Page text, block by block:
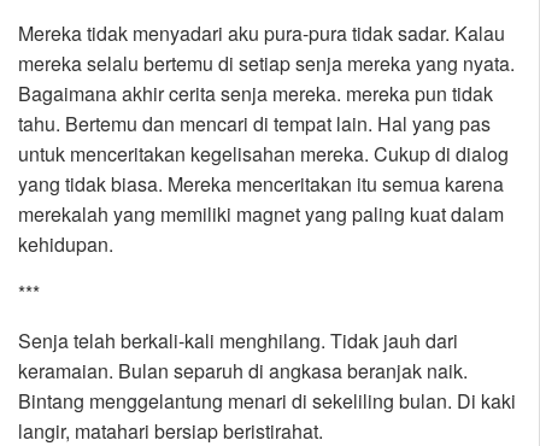
Mereka tidak menyadari aku pura-pura tidak sadar. Kalau
mereka selalu bertemu di setiap senja mereka yang nyata.
Bagaimana akhir cerita senja mereka. mereka pun tidak
tahu. Bertemu dan mencari di tempat lain. Hal yang pas
untuk menceritakan kegelisahan mereka. Cukup di dialog
yang tidak biasa. Mereka menceritakan itu semua karena
merekalah yang memiliki magnet yang paling kuat dalam
kehidupan.
***
Senja telah berkali-kali menghilang. Tidak jauh dari
keramaian. Bulan separuh di angkasa beranjak naik.
Bintang menggelantung menari di sekeliling bulan. Di kaki
langir, matahari bersiap beristirahat.